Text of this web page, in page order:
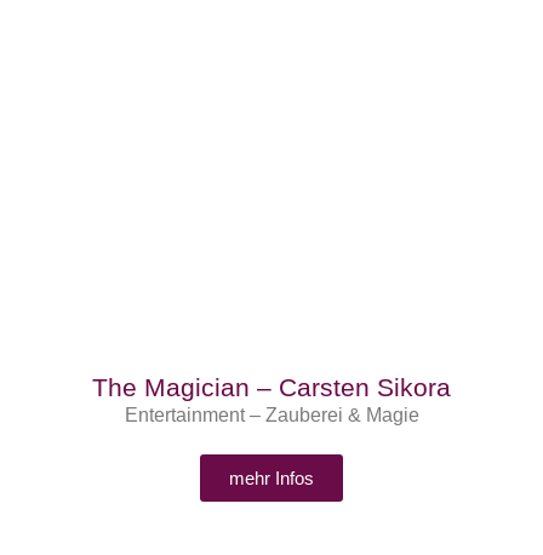
The Magician – Carsten Sikora
Entertainment – Zauberei & Magie
mehr Infos